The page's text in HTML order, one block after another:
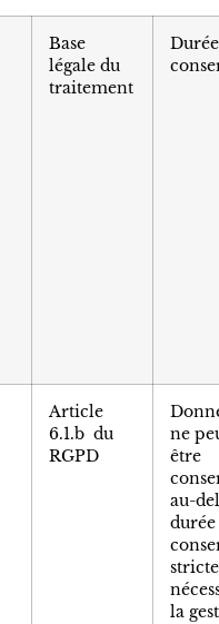
Base
légale du
traitement
Article
6.1.b du
RGPD
ne
être
au-
durée
la